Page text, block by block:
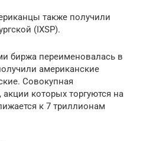
также получили
(IXSP).
биржа переименовалась в
американские
Совокупная
которых торгуются на
к 7 триллионам